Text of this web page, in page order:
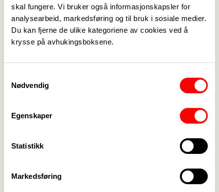
skal fungere. Vi bruker også informasjonskapsler for
analysearbeid, markedsføring og til bruk i sosiale medier.
Du kan fjerne de ulike kategoriene av cookies ved å
krysse på avhukingsboksene.
Nødvendig
Egenskaper
Statistikk
Markedsføring
+47 482 21 802
Lene Toppen
Pål Marius Larsen
pal-marius.larsen@gjovik.kommune.no